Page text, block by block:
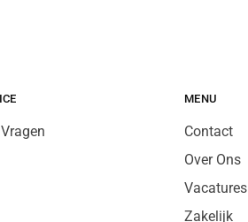
MENU
Contact
Over Ons
Vacatures
Zakelijk